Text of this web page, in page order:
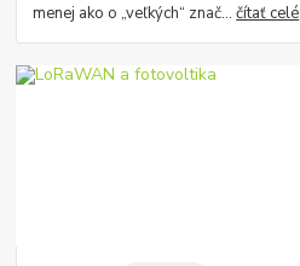
menej ako o „veľkých“ znač...čítať celé